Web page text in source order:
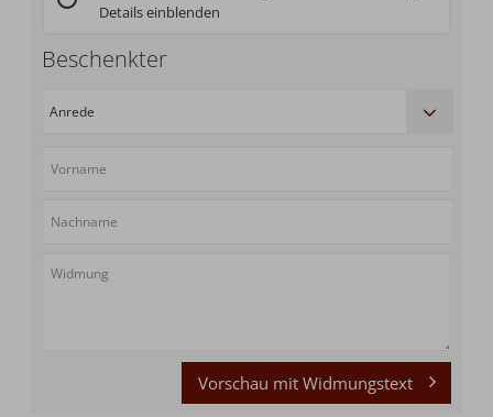
Details einblenden
Öffnungszeiten:
Beschenkter
Vorschau mit Widmungstext